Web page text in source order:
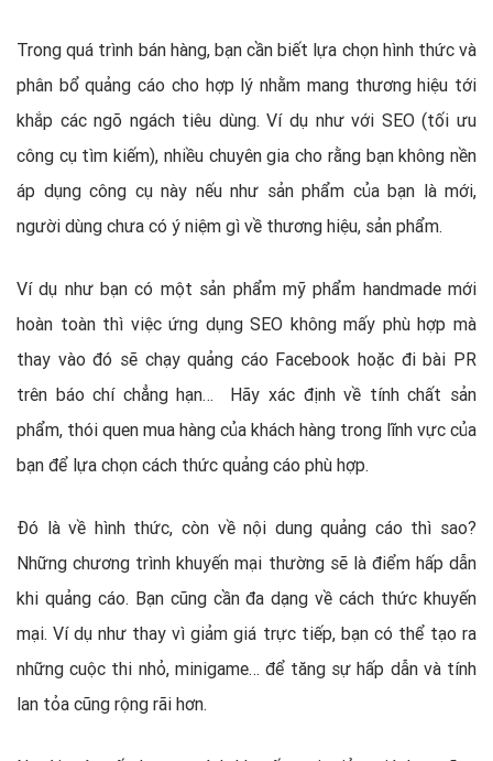
Trong quá trình bán hàng, bạn cần biết lựa chọn hình thức và
phân bổ quảng cáo cho hợp lý nhằm mang thương hiệu tới
khắp các ngõ ngách tiêu dùng. Ví dụ như với SEO (tối ưu
công cụ tìm kiếm), nhiều chuyên gia cho rằng bạn không nền
áp dụng công cụ này nếu như sản phẩm của bạn là mới,
người dùng chưa có ý niệm gì về thương hiệu, sản phẩm.
Ví dụ như bạn có một sản phẩm mỹ phẩm handmade mới
hoàn toàn thì việc ứng dụng SEO không mấy phù hợp mà
thay vào đó sẽ chạy quảng cáo Facebook hoặc đi bài PR
trên báo chí chẳng hạn… Hãy xác định về tính chất sản
phẩm, thói quen mua hàng của khách hàng trong lĩnh vực của
bạn để lựa chọn cách thức quảng cáo phù hợp.
Đó là về hình thức, còn về nội dung quảng cáo thì sao?
Những chương trình khuyến mại thường sẽ là điểm hấp dẫn
khi quảng cáo. Bạn cũng cần đa dạng về cách thức khuyến
mại. Ví dụ như thay vì giảm giá trực tiếp, bạn có thể tạo ra
những cuộc thi nhỏ, minigame… để tăng sự hấp dẫn và tính
lan tỏa cũng rộng rãi hơn.